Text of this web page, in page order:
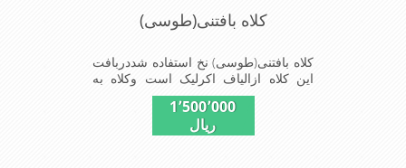
کلاه بافتنی(طوسی)
کلاه بافتنی(طوسی) نخ استفاده شددربافت
این کلاه ازالیاف اکرلیک است وکلاه به
خاطراستفاده ازدولایه بافت ضخامت
مناسبی درمقابل سرما رادارااست شیک
ومناسب افرادخوش پوش جنس
1٬500٬000
ریال